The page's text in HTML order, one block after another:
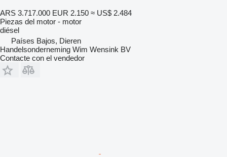
ARS 3.717.000 EUR 2.150 ≈ US$ 2.484
Piezas del motor - motor
diésel
Países Bajos, Dieren
Handelsonderneming Wim Wensink BV
Contacte con el vendedor